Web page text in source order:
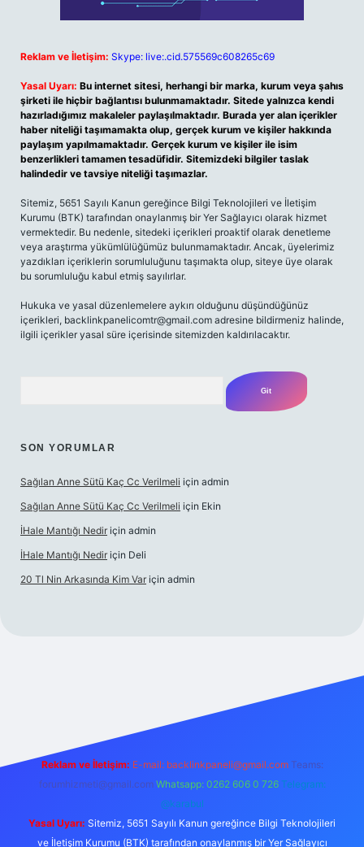
Reklam ve İletişim: Skype: live:.cid.575569c608265c69
Yasal Uyarı: Bu internet sitesi, herhangi bir marka, kurum veya şahıs
şirketi ile hiçbir bağlantısı bulunmamaktadır. Sitede yalnızca kendi
hazırladığımız makaleler paylaşılmaktadır. Burada yer alan içerikler
haber niteliği taşımamakta olup, gerçek kurum ve kişiler hakkında
paylaşım yapılmamaktadır. Gerçek kurum ve kişiler ile isim
benzerlikleri tamamen tesadüfidir. Sitemizdeki bilgiler taslak
halindedir ve tavsiye niteliği taşımazlar.
Sitemiz, 5651 Sayılı Kanun gereğince Bilgi Teknolojileri ve İletişim
Kurumu (BTK) tarafından onaylanmış bir Yer Sağlayıcı olarak hizmet
vermektedir. Bu nedenle, sitedeki içerikleri proaktif olarak denetleme
veya araştırma yükümlülüğümüz bulunmamaktadır. Ancak, üyelerimiz
yazdıkları içeriklerin sorumluluğunu taşımakta olup, siteye üye olarak
bu sorumluluğu kabul etmiş sayılırlar.
Hukuka ve yasal düzenlemelere aykırı olduğunu düşündüğünüz
içerikleri, backlinkpanelicomtr@gmail.com adresine bildirmeniz halinde,
ilgili içerikler yasal süre içerisinde sitemizden kaldırılacaktır.
SON YORUMLAR
Sağılan Anne Sütü Kaç Cc Verilmeli için admin
Sağılan Anne Sütü Kaç Cc Verilmeli için Ekin
İHale Mantığı Nedir için admin
İHale Mantığı Nedir için Deli
20 Tl Nin Arkasında Kim Var için admin
Reklam ve İletişim: E-mail: backlinkpaneli@gmail.com Teams:
forumhizmeti@gmail.com Whatsapp: 0262 606 0 726 Telegram:
@karabul
Yasal Uyarı: Sitemiz, 5651 Sayılı Kanun gereğince Bilgi Teknolojileri
ve İletişim Kurumu (BTK) tarafından onaylanmış bir Yer Sağlayıcı